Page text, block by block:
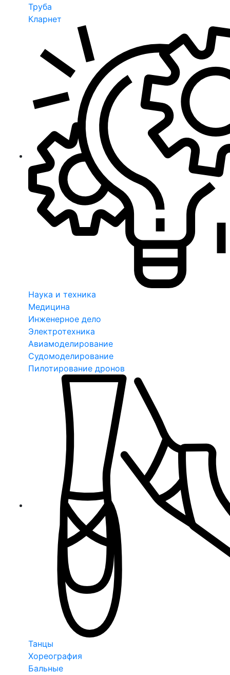
Труба
Кларнет
Наука и техника
Медицина
Инженерное дело
Электротехника
Авиамоделирование
Судомоделирование
Пилотирование дронов
Танцы
Хореография
Бальные